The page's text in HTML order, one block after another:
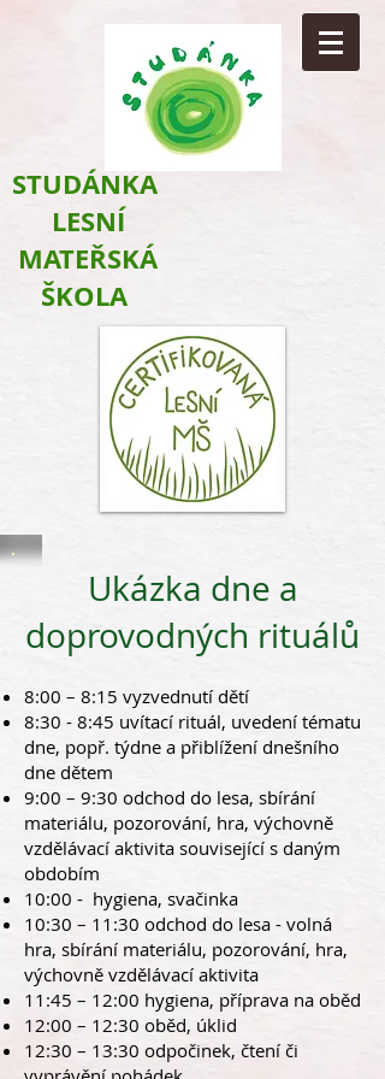
​STUDÁNKA
LESNÍ
MATEŘSKÁ
ŠKOLA
Ukázka dne a
doprovodných rituálů
8:00 – 8:15 vyzvednutí dětí
8:30 - 8:45 uvítací rituál, uvedení tématu
dne, popř. týdne a přiblížení dnešního
dne dětem
9:00 – 9:30 odchod do lesa, sbírání
materiálu, pozorování, hra, výchovně
vzdělávací aktivita související s daným
obdobím
10:00 - hygiena, svačinka
10:30 – 11:30 odchod do lesa - volná
hra, sbírání materiálu, pozorování, hra,
výchovně vzdělávací aktivita
11:45 – 12:00 hygiena, příprava na oběd
12:00 – 12:30 oběd, úklid
12:30 – 13:30 odpočinek, čtení či